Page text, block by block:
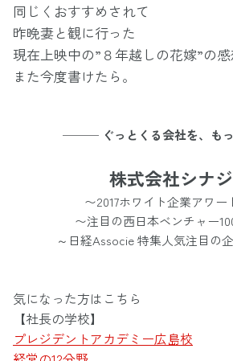
同じくおすすめされて
昨晩妻と観に行った
現在上映中の”８年越しの花嫁”の感
また今度書けたら。
─── ぐっとくる会社を、
株式会社シナ
〜2017ホワイト企業アワー
〜注目の西日本ベンチャー
～日経Associe 特集人気注目の
気になった方はこちら
【社長の学校】
プレジデントアカデミー広島校